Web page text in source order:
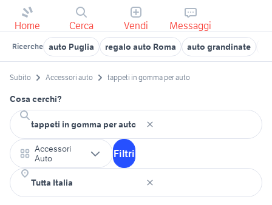
Home Cerca Vendi Messaggi
Ricerche auto Puglia regalo auto Roma auto grandinate
Subito Accessori auto tappeti in gomma per auto
Cosa cerchi?
Accessori
Auto
Filtri